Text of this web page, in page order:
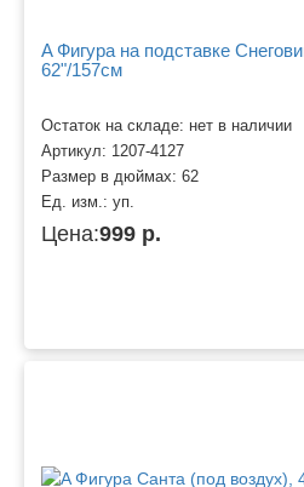
A Фигура на подставке
62"/157см
Остаток на складе: нет в наличии
Артикул: 1207-4127
Размер в дюймах: 62
Ед. изм.: уп.
Цена:999 р.